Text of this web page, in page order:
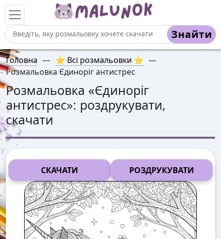
Знайти
Головна — ⭐ Всі розмальовки ⭐ —
Розмальовка Єдиноріг антистрес
Розмальовка «Єдиноріг
антистрес»: роздрукувати,
скачати
СКАЧАТИ РОЗДРУКУВАТИ